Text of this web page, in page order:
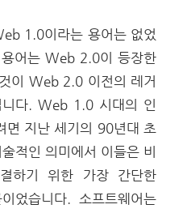
1.0이라는 용어는 없었
어는 Web 2.0이 등장한
이 Web 2.0 이전의 레거
다. Web 1.0 시대의 인
면 지난 세기의 90년대 초
적인 의미에서 이들은 비
하기 위한 가장 간단한
었습니다. 소프트웨어는